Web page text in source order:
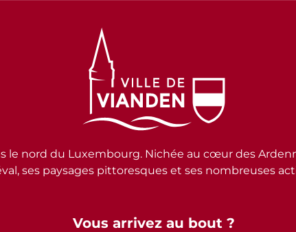
Vous arrivez au bout ?
nord du Luxembourg. Nichée au cœur des
ses paysages pittoresques et ses nombreuses